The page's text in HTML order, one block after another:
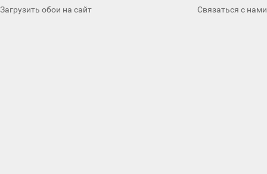
Загрузить обои на сайт Связаться с нами